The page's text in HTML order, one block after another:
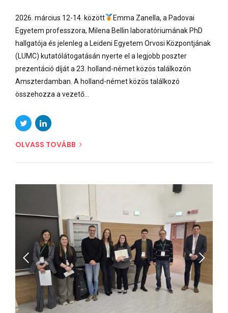
2026. március 12-14. között
Emma Zanella, a Padovai
Egyetem professzora, Milena Bellin laboratóriumának PhD
hallgatója és jelenleg a Leideni Egyetem Orvosi Központjának
(LUMC) kutatólátogatásán nyerte el a legjobb poszter
prezentáció díját a 23. holland-német közös találkozón
Amszterdamban. A holland-német közös találkozó
összehozza a vezető...
OLVASS TOVÁBB